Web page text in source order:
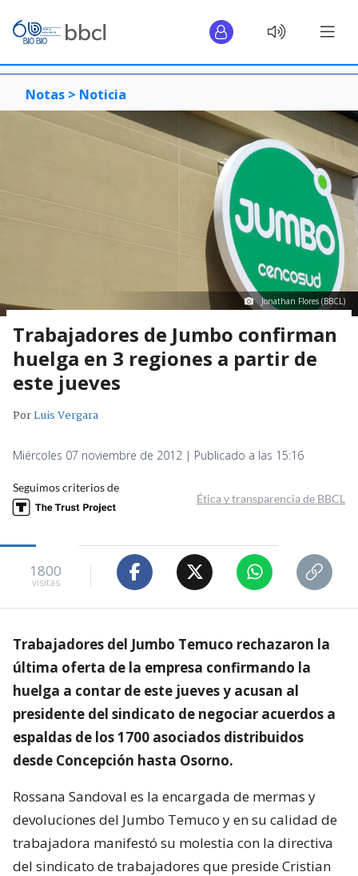
Notas > Noticia
Jonathan Flores (BBCL)
Trabajadores de Jumbo confirman
huelga en 3 regiones a partir de
este jueves
PorLuis Vergara
Miércoles 07 noviembre de 2012 | Publicado a las 15:16
Seguimos criterios de
Ética y transparencia de BBCL
1800
visitas
Trabajadores del Jumbo Temuco rechazaron la
última oferta de la empresa confirmando la
huelga a contar de este jueves y acusan al
presidente del sindicato de negociar acuerdos a
espaldas de los 1700 asociados distribuidos
desde Concepción hasta Osorno.
Rossana Sandoval es la encargada de mermas y
devoluciones del Jumbo Temuco y en su calidad de
trabajadora manifestó su molestia con la directiva
del sindicato de trabajadores que preside Cristian